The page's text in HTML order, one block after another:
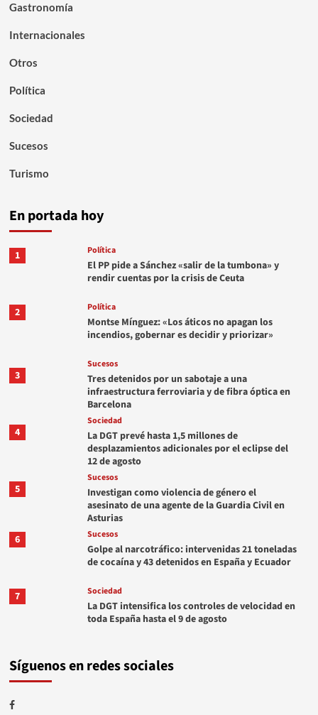
Gastronomía
Internacionales
Otros
Política
Sociedad
Sucesos
Turismo
En portada hoy
1 Política
El PP pide a Sánchez «salir de la tumbona» y
rendir cuentas por la crisis de Ceuta
2 Política
Montse Mínguez: «Los áticos no apagan los
incendios, gobernar es decidir y priorizar»
3
Sucesos
Tres detenidos por un sabotaje a una
infraestructura ferroviaria y de fibra óptica en
Barcelona
4
Sociedad
La DGT prevé hasta 1,5 millones de
desplazamientos adicionales por el eclipse del
12 de agosto
5
Sucesos
Investigan como violencia de género el
asesinato de una agente de la Guardia Civil en
Asturias
6
Sucesos
Golpe al narcotráfico: intervenidas 21 toneladas
de cocaína y 43 detenidos en España y Ecuador
7 Sociedad
La DGT intensifica los controles de velocidad en
toda España hasta el 9 de agosto
Síguenos en redes sociales
Facebook